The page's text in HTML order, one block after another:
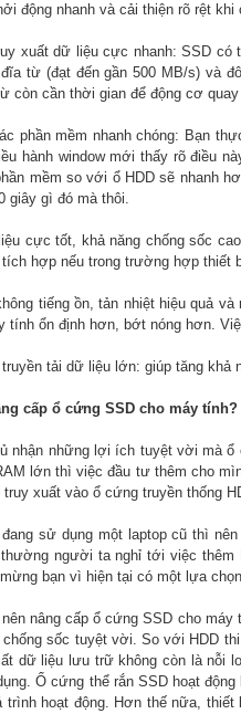
động nhanh và cải thiện rõ rệt
xuất dữ liệu cực nhanh: SSD
từ (đạt đến gần 500 MB/s) và
còn cần thời gian để động cơ
phần mềm nhanh chóng: Bạn
hành window mới thấy rõ điều
mềm so với ổ HDD sẽ nhanh
giây gì đó mà thôi.
cực tốt, khả năng chống sốc
hợp nếu trong trường hợp thiết
tiếng ồn, tản nhiệt hiệu quả
tính ổn định hơn, bớt nóng hơn.
truyền tải dữ liệu lớn: giúp tăng khả
cấp ổ cứng SSD cho máy tính?
nhận những lợi ích tuyệt vời mà
lớn thì việc đầu tư thêm cho
xuất vào ổ cứng truyền thống
đang sử dụng một laptop cũ thì
người ta nghỉ tới việc thêm
bạn vì hiện tại có một lựa
nâng cấp ổ cứng SSD cho
chống sốc tuyệt vời. So với HDD
dữ liệu lưu trữ không còn là nỗi
Ổ cứng thể rắn SSD hoạt
trình hoạt động. Hơn thế nữa,